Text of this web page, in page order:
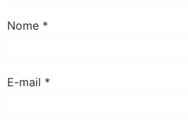
Nome *
E-mail *